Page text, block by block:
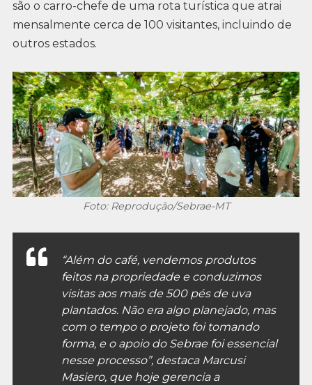
são o carro-chefe de uma rota turística que atrai
mensalmente cerca de 100 visitantes, incluindo de
outros estados.
Foto: Reprodução/Sebrae-MT
“Além do café, vendemos produtos
feitos na propriedade e conduzimos
visitas aos mais de 500 pés de uva
plantados. Não era algo planejado, mas
com o tempo o projeto foi tomando
forma, e o apoio do Sebrae foi essencial
nesse processo”, destaca Marcusi
Masiero, que hoje gerencia a